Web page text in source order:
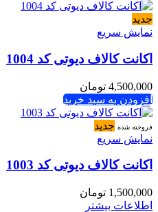
جدید
نمایش سریع
اکانت کالاف دیوتی کد 1004
4,500,000 تومان
افزودن به سبد خرید
فروخته شده جدید
نمایش سریع
اکانت کالاف دیوتی کد 1003
1,500,000 تومان
اطلاعات بیشتر